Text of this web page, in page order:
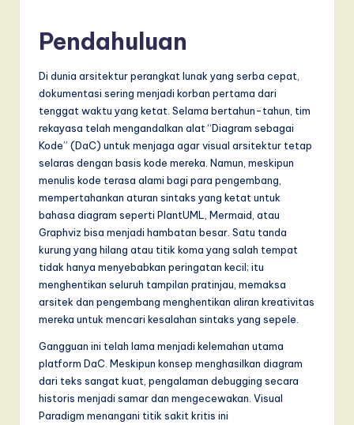
T
d
in
A
Pendahuluan
Di dunia arsitektur perangkat lunak yang serba cepat,
dokumentasi sering menjadi korban pertama dari
tenggat waktu yang ketat. Selama bertahun-tahun, tim
rekayasa telah mengandalkan alat “Diagram sebagai
Kode” (DaC) untuk menjaga agar visual arsitektur tetap
selaras dengan basis kode mereka. Namun, meskipun
menulis kode terasa alami bagi para pengembang,
mempertahankan aturan sintaks yang ketat untuk
bahasa diagram seperti PlantUML, Mermaid, atau
Graphviz bisa menjadi hambatan besar. Satu tanda
kurung yang hilang atau titik koma yang salah tempat
tidak hanya menyebabkan peringatan kecil; itu
menghentikan seluruh tampilan pratinjau, memaksa
arsitek dan pengembang menghentikan aliran kreativitas
mereka untuk mencari kesalahan sintaks yang sepele.
Gangguan ini telah lama menjadi kelemahan utama
platform DaC. Meskipun konsep menghasilkan diagram
dari teks sangat kuat, pengalaman debugging secara
historis menjadi samar dan mengecewakan. Visual
Paradigm menangani titik sakit kritis ini